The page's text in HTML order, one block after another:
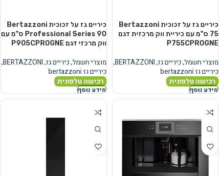
כיריים גז על זכוכית Bertazzoni
75 ס"מ עם כיריית ווק מרכזית דגם
P755CPROGNE
מוצרי חשמל,כיריים גז,
BERTAZZONI
,
כיריים גז bertazzoni
רכישה טלפונית
מידע נוסף
כיריים גז על זכוכית Bertazzoni
Professional Series 90 ס"מ עם
ווק מרכזי דגם P905CPROGNE
מוצרי חשמל,כיריים גז,
BERTAZZONI
,
כיריים גז bertazzoni
רכישה טלפונית
מידע נוסף